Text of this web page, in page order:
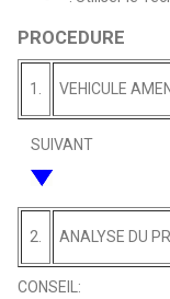
PROCEDURE
1. VEHICULE
SUIVANT
2. ANALYSE DU
CONSEIL: